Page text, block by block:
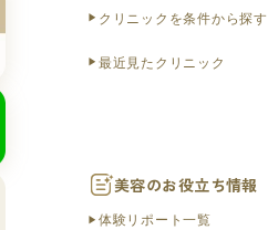
クリニックを条件から探す
最近見たクリニック
美容のお役立ち情報
体験リポート一覧